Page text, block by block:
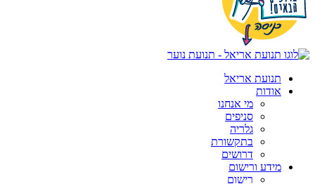
תנועת אריאל
אודות
מי אנחנו
סניפים
גלריה
בתקשורת
דרושים
מידע ורישום
רישום